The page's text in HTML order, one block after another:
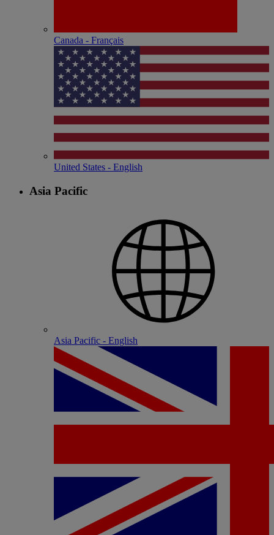
Canada - Français
United States - English
Asia Pacific
Asia Pacific - English